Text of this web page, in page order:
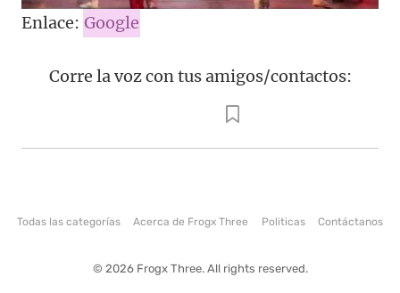
Enlace: Google
Corre la voz con tus amigos/contactos:
Todas las categorías Acerca de Frogx Three Politicas Contáctanos
© 2026 Frogx Three. All rights reserved.